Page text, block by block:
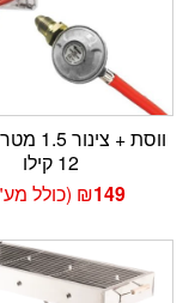
ווסת +
12 קילו
₪149 (כולל